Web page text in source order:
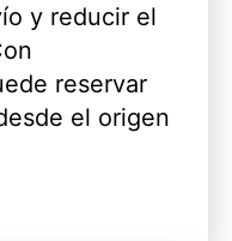
y reducir el
reservar
el origen